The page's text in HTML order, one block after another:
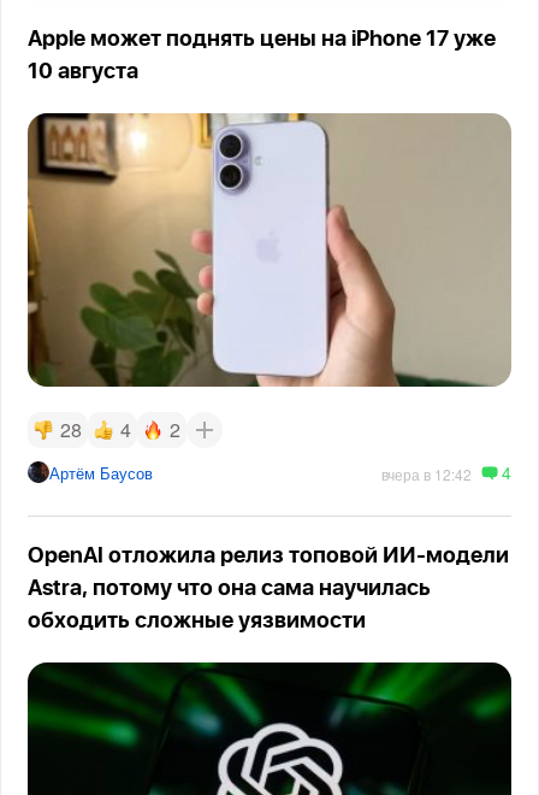
Apple может поднять цены на iPhone 17 уже
10 августа
28 4 2
Артём Баусов вчера в 12:42 4
OpenAI отложила релиз топовой ИИ-модели
Astra, потому что она сама научилась
обходить сложные уязвимости